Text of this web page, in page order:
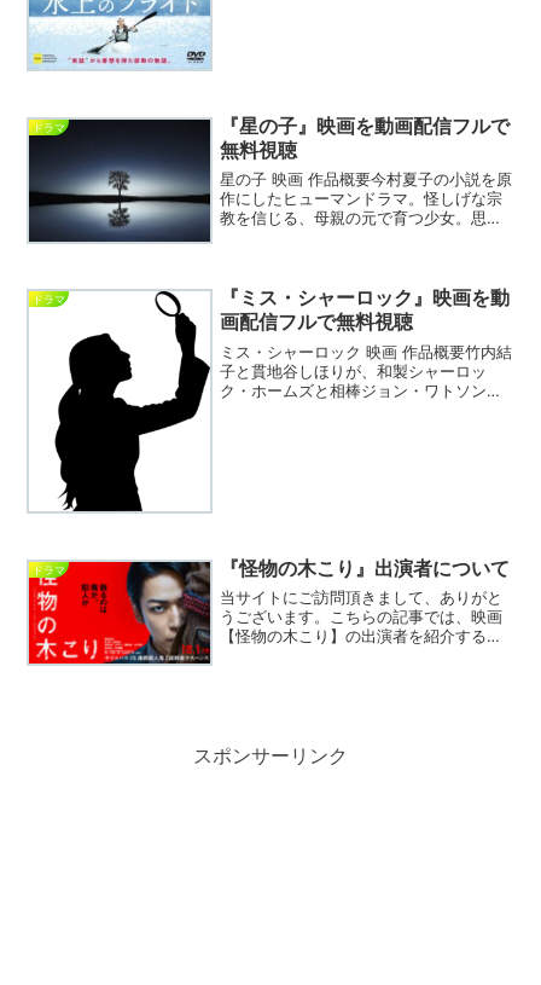
ドラマ
『星の子』映画を動画配信フルで
無料視聴
星の子 映画 作品概要今村夏子の小説を原
作にしたヒューマンドラマ。怪しげな宗
教を信じる、母親の元で育つ少女。思春
視聴できる...
ドラマ
『ミス・シャーロック』映画を動
画配信フルで無料視聴
ミス・シャーロック 映画 作品概要竹内結
子と貫地谷しほりが、和製シャーロッ
ク・ホームズと相棒ジョン・ワトソンを
ドラマ 『怪物の木こり』出演者について
当サイトにご訪問頂きまして、ありがと
うございます。こちらの記事では、映画
【怪物の木こり】の出演者を紹介すると
スポンサーリンク